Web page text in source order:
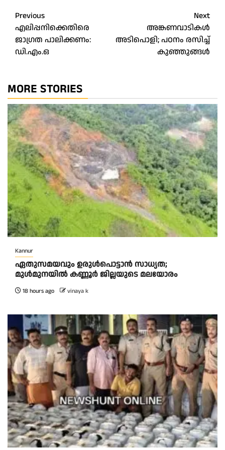
Post
navigation
Previous
എലിപ്പനിക്കെതിരെ
ജാഗ്രത പാലിക്കണം:
ഡി.എം.ഒ
Next
അങ്കണവാടികൾ
അടിപൊളി; പഠനം രസിച്ച്
കുഞ്ഞുങ്ങൾ
MORE STORIES
Kannur
ഏതുസമയവും ഉരുൾപൊട്ടാൻ സാധ്യത;
മുൾമുനയിൽ കണ്ണൂർ ജില്ലയുടെ മലയോരം
18 hours ago vinaya k